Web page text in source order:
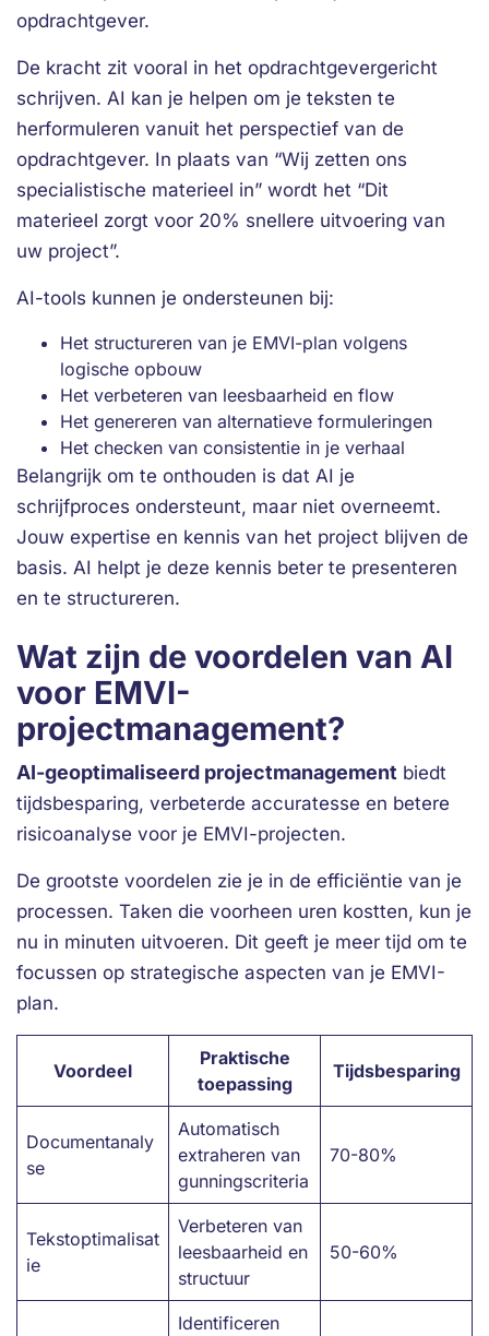
opdrachtgever.
De kracht zit vooral in het opdrachtgevergericht
schrijven. AI kan je helpen om je teksten te
herformuleren vanuit het perspectief van de
opdrachtgever. In plaats van “Wij zetten ons
specialistische materieel in” wordt het “Dit
materieel zorgt voor 20% snellere uitvoering van
uw project”.
AI-tools kunnen je ondersteunen bij:
Het structureren van je EMVI-plan volgens
logische opbouw
Het verbeteren van leesbaarheid en flow
Het genereren van alternatieve formuleringen
Het checken van consistentie in je verhaal
Belangrijk om te onthouden is dat AI je
schrijfproces ondersteunt, maar niet overneemt.
Jouw expertise en kennis van het project blijven de
basis. AI helpt je deze kennis beter te presenteren
en te structureren.
Wat zijn de voordelen van AI
voor EMVI-
projectmanagement?
AI-geoptimaliseerd projectmanagement biedt
tijdsbesparing, verbeterde accuratesse en betere
risicoanalyse voor je EMVI-projecten.
De grootste voordelen zie je in de efficiëntie van je
processen. Taken die voorheen uren kostten, kun je
nu in minuten uitvoeren. Dit geeft je meer tijd om te
focussen op strategische aspecten van je EMVI-
plan.
Voordeel
Praktische
toepassing
Tijdsbesparing
Documentanaly
se
Automatisch
extraheren van
gunningscriteria
70-80%
Tekstoptimalisat
ie
Verbeteren van
leesbaarheid en
structuur
50-60%
Identificeren